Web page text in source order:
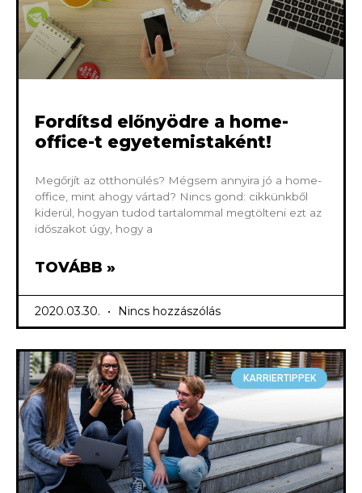
Fordítsd előnyödre a home-
office-t egyetemistaként!
Megőrjít az otthonülés? Mégsem annyira jó a home-
office, mint ahogy vártad? Nincs gond: cikkünkből
kiderül, hogyan tudod tartalommal megtölteni ezt az
időszakot úgy, hogy a
TOVÁBB »
2020.03.30. Nincs hozzászólás
KARRIERTIPPEK